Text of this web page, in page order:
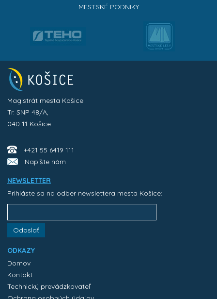
MESTSKÉ PODNIKY
Magistrát mesta Košice
Tr. SNP 48/A,
040 11 Košice
+421 55 6419 111
Napíšte nám
NEWSLETTER
Prihláste sa na odber newslettera mesta Košice:
Odoslať
ODKAZY
Domov
Kontakt
Technický prevádzkovateľ